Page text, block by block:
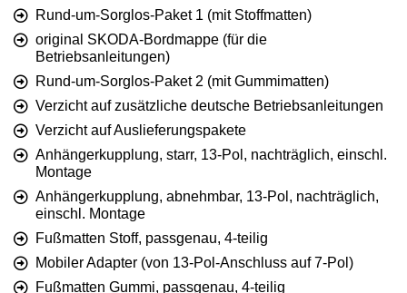
Rund-um-Sorglos-Paket 1 (mit Stoffmatten)
original SKODA-Bordmappe (für die
Betriebsanleitungen)
Rund-um-Sorglos-Paket 2 (mit Gummimatten)
Verzicht auf zusätzliche deutsche Betriebsanleitungen
Verzicht auf Auslieferungspakete
Anhängerkupplung, starr, 13-Pol, nachträglich, einschl.
Montage
Anhängerkupplung, abnehmbar, 13-Pol, nachträglich,
einschl. Montage
Fußmatten Stoff, passgenau, 4-teilig
Mobiler Adapter (von 13-Pol-Anschluss auf 7-Pol)
Fußmatten Gummi, passgenau, 4-teilig